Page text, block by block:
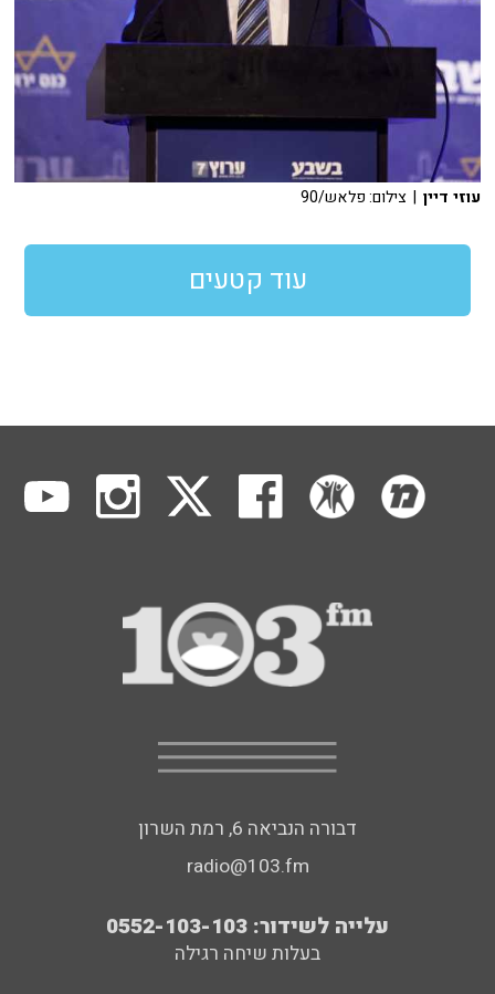
עוזי דיין | צילום: פלאש/90
עוד קטעים
דבורה הנביאה 6, רמת השרון
radio@103.fm
עלייה לשידור: 0552-103-103
בעלות שיחה רגילה